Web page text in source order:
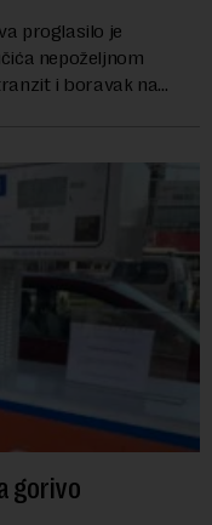
proglasilo je
nepoželjnom
i boravak na
gorivo